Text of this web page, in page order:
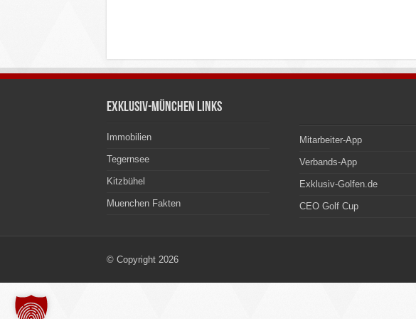
Exklusiv-München Links
Immobilien
Tegernsee
Kitzbühel
Muenchen Fakten
Mitarbeiter-App
Verbands-App
Exklusiv-Golfen.de
CEO Golf Cup
© Copyright 2026